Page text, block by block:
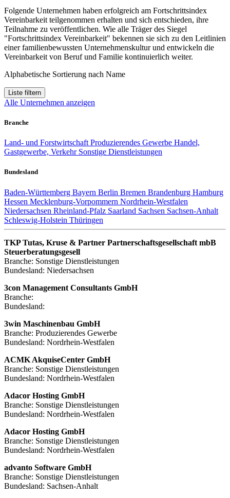
Folgende Unternehmen haben erfolgreich am Fortschrittsindex
Vereinbarkeit teilgenommen erhalten und sich entschieden, ihre
Teilnahme zu veröffentlichen. Wie alle Träger des Siegel
"Fortschrittsindex Vereinbarkeit" bekennen sie sich zu den Leitlinien
einer familienbewussten Unternehmenskultur und entwickeln die
Vereinbarkeit von Beruf und Familie kontinuierlich weiter.
Alphabetische Sortierung nach Name
Liste filtern
Alle Unternehmen anzeigen
Branche
Land- und Forstwirtschaft Produzierendes Gewerbe Handel,
Gastgewerbe, Verkehr Sonstige Dienstleistungen
Bundesland
Baden-Württemberg Bayern Berlin Bremen Brandenburg Hamburg
Hessen Mecklenburg-Vorpommern Nordrhein-Westfalen
Niedersachsen Rheinland-Pfalz Saarland Sachsen Sachsen-Anhalt
Schleswig-Holstein Thüringen
TKP Tutas, Kruse & Partner Partnerschaftsgesellschaft mbB
Steuerberatungsgesell
Branche: Sonstige Dienstleistungen
Bundesland: Niedersachsen
3con Management Consultants GmbH
Branche:
Bundesland:
3win Maschinenbau GmbH
Branche: Produzierendes Gewerbe
Bundesland: Nordrhein-Westfalen
ACMK AkquiseCenter GmbH
Branche: Sonstige Dienstleistungen
Bundesland: Nordrhein-Westfalen
Adacor Hosting GmbH
Branche: Sonstige Dienstleistungen
Bundesland: Nordrhein-Westfalen
Adacor Hosting GmbH
Branche: Sonstige Dienstleistungen
Bundesland: Nordrhein-Westfalen
advanto Software GmbH
Branche: Sonstige Dienstleistungen
Bundesland: Sachsen-Anhalt